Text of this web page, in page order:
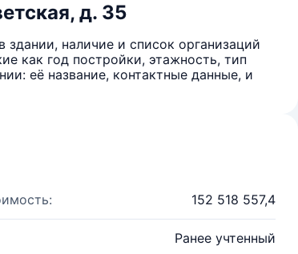
д. 35
наличие и список организаций
как год постройки, этажность, тип
её название, контактные данные, и
152 518 557,4
Ранее учтенный